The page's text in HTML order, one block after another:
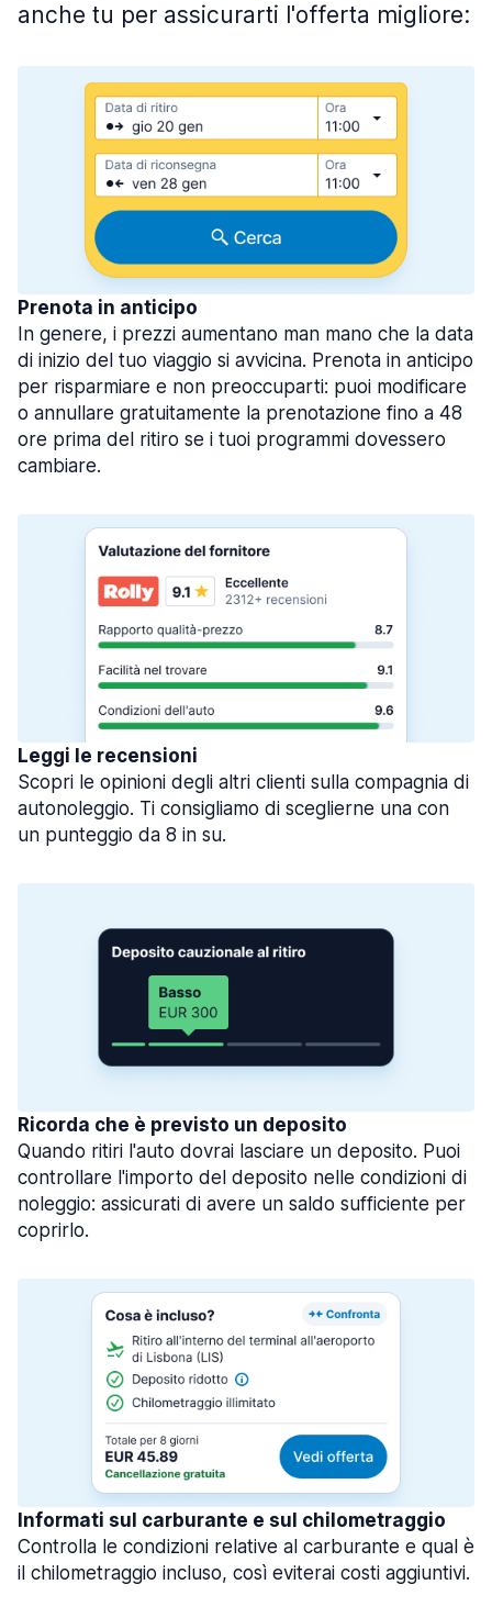
anche tu per assicurarti l'offerta migliore:
Prenota in anticipo
In genere, i prezzi aumentano man mano che la data
di inizio del tuo viaggio si avvicina. Prenota in anticipo
per risparmiare e non preoccuparti: puoi modificare
o annullare gratuitamente la prenotazione fino a 48
ore prima del ritiro se i tuoi programmi dovessero
cambiare.
Leggi le recensioni
Scopri le opinioni degli altri clienti sulla compagnia di
autonoleggio. Ti consigliamo di sceglierne una con
un punteggio da 8 in su.
Ricorda che è previsto un deposito
Quando ritiri l'auto dovrai lasciare un deposito. Puoi
controllare l'importo del deposito nelle condizioni di
noleggio: assicurati di avere un saldo sufficiente per
coprirlo.
Informati sul carburante e sul chilometraggio
Controlla le condizioni relative al carburante e qual è
il chilometraggio incluso, così eviterai costi aggiuntivi.